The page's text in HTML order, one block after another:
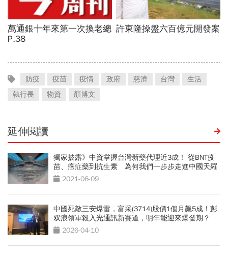
防疫 疫苗 疫情 政府 慈濟 台灣
生活
執行長
物資 顏博文
延伸閱讀
獨家披露》中資掌握台灣新藥代理近3成！ 從BNT疫
苗、癌症藥到抗生素 為何我們一步步走進中國天羅
地網？
2021-06-09
中國死敵三安爆雷，富采(3714)股價1個月飆5成！彭
双浪領軍殺入光通訊新賽道，明年能迎來爆發期？
2026-04-10